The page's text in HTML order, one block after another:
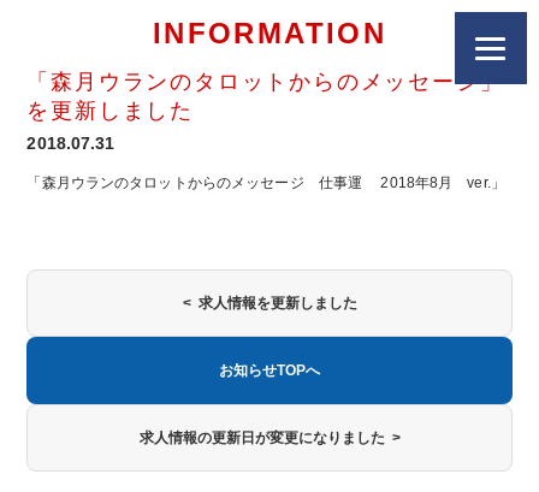
INFORMATION
「森月ウランのタロットからのメッセージ」
を更新しました
2018.07.31
「森月ウランのタロットからのメッセージ 仕事運 2018年8月 ver.」
< 求人情報を更新しました
お知らせTOPへ
求人情報の更新日が変更になりました >